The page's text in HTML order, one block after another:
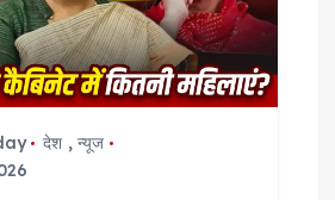
देश , न्यूज